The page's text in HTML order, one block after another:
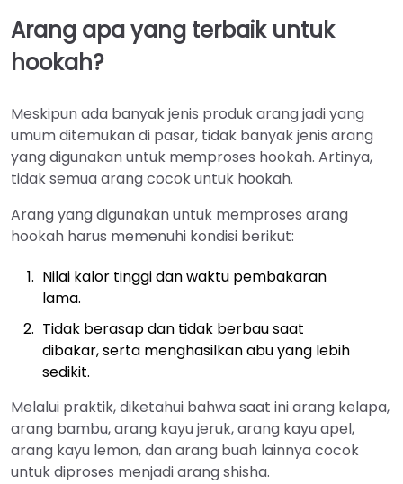
Arang apa yang terbaik untuk
hookah?
Meskipun ada banyak jenis produk arang jadi yang
umum ditemukan di pasar, tidak banyak jenis arang
yang digunakan untuk memproses hookah. Artinya,
tidak semua arang cocok untuk hookah.
Arang yang digunakan untuk memproses arang
hookah harus memenuhi kondisi berikut:
Nilai kalor tinggi dan waktu pembakaran
lama.
Tidak berasap dan tidak berbau saat
dibakar, serta menghasilkan abu yang lebih
sedikit.
Melalui praktik, diketahui bahwa saat ini arang kelapa,
arang bambu, arang kayu jeruk, arang kayu apel,
arang kayu lemon, dan arang buah lainnya cocok
untuk diproses menjadi arang shisha.